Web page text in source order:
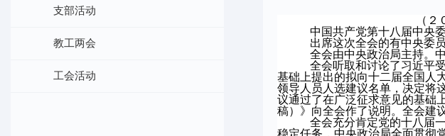
支部活动
教工两会
工会活动
（
中国共产党第十八届中央
出席这次全会的有中央委
全会由中央政治局主持。
全会听取和讨论了习近平
基础上提出的拟向十二届全国人
领导人员人选建议名单，决定将
议通过了在广泛征求意见的基础
稿）》向全会作了说明。全会建
全会充分肯定党的十八届
稳定任务，中央政治局全面贯彻